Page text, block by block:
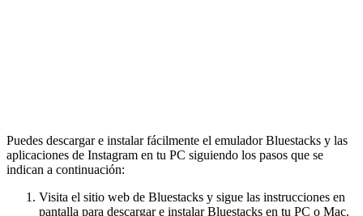
Puedes descargar e instalar fácilmente el emulador Bluestacks y las
aplicaciones de Instagram en tu PC siguiendo los pasos que se
indican a continuación:
Visita el sitio web de Bluestacks y sigue las instrucciones en
pantalla para descargar e instalar Bluestacks en tu PC o Mac.